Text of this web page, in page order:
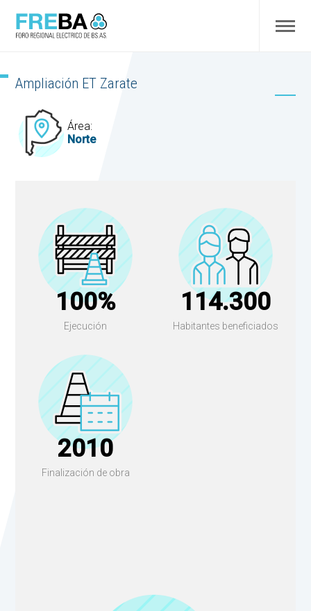
Ampliación ET Zarate
Área:
Norte
100%
Ejecución
114.300
Habitantes beneficiados
2010
Finalización de obra